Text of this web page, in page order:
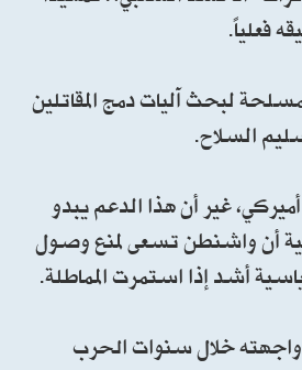
فعلياً.
لبحث آليات دمج المقاتلين
السلاح.
غير أن هذا الدعم يبدو
أن واشنطن تسعى لمنع وصول
أشد إذا استمرت المماطلة.
واجهته خلال سنوات الحرب